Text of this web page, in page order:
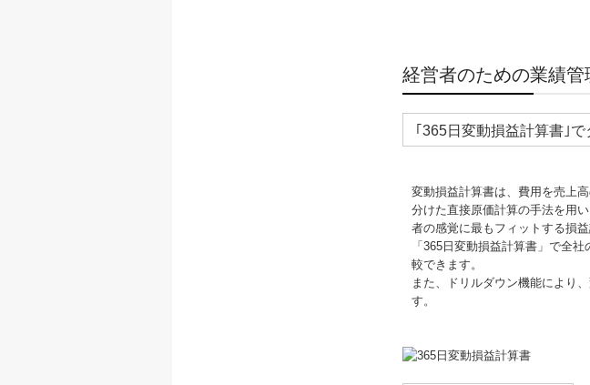
経営者のための業績管
｢365日変動損益計算書｣
変動損益計算書は、費用を売上
分けた直接原価計算の手法を用
者の感覚に最もフィットする損益
「365日変動損益計算書」で全
較できます。
また、ドリルダウン機能により
す。